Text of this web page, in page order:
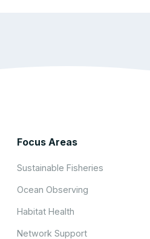
Focus Areas
Sustainable Fisheries
Ocean Observing
Habitat Health
Network Support